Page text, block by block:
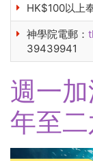
HK$100以上
神學院電郵：
39439941
週一
年至